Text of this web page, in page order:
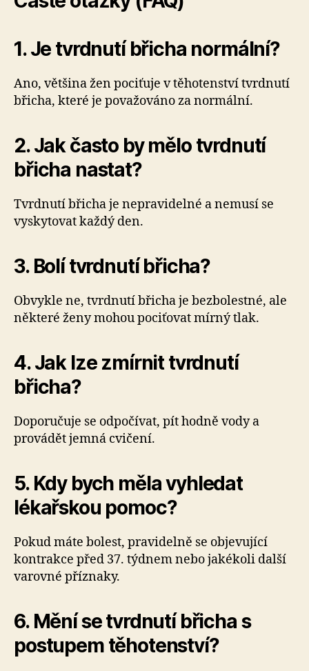
1. Je tvrdnutí břicha normální?
Ano, většina žen pociťuje v těhotenství tvrdnutí
břicha, které je považováno za normální.
2. Jak často by mělo tvrdnutí
břicha nastat?
Tvrdnutí břicha je nepravidelné a nemusí se
vyskytovat každý den.
3. Bolí tvrdnutí břicha?
Obvykle ne, tvrdnutí břicha je bezbolestné, ale
některé ženy mohou pociťovat mírný tlak.
4. Jak lze zmírnit tvrdnutí
břicha?
Doporučuje se odpočívat, pít hodně vody a
provádět jemná cvičení.
5. Kdy bych měla vyhledat
lékařskou pomoc?
Pokud máte bolest, pravidelně se objevující
kontrakce před 37. týdnem nebo jakékoli další
varovné příznaky.
6. Mění se tvrdnutí břicha s
postupem těhotenství?